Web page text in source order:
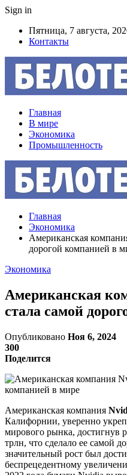
Sign in
Пятница, 7 августа,
Контакты
Главная
В мире
Экономика
Промышленность
Главная
Экономика
Американская
дорогой компанией в
Экономика
Американская
стала самой
Опубликовано Ноя 6, 2024
300
Поделится
Американская компания
Калифорнии, уверенно
мирового рынка, достигнув
трлн, что сделало ее самой
значительный рост был
беспрецедентному